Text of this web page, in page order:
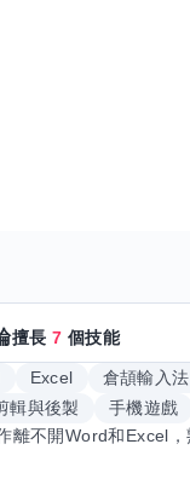
擅長7 個技能
Excel
倉頡輸入法
輯與後製
手機遊戲